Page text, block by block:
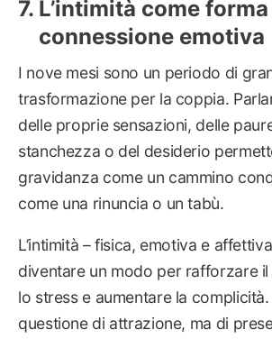
L’intimità come
connessione emotiva
I nove mesi sono un periodo di
trasformazione per la coppia.
delle proprie sensazioni, delle
stanchezza o del desiderio
gravidanza come un cammino
come una rinuncia o un tabù.
L’intimità – fisica, emotiva e
diventare un modo per rafforzare
lo stress e aumentare la
questione di attrazione, ma di